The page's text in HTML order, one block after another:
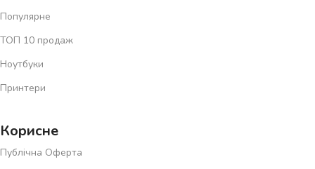
Популярне
ТОП 10 продаж
Ноутбуки
Принтери
Корисне
Публічна Оферта